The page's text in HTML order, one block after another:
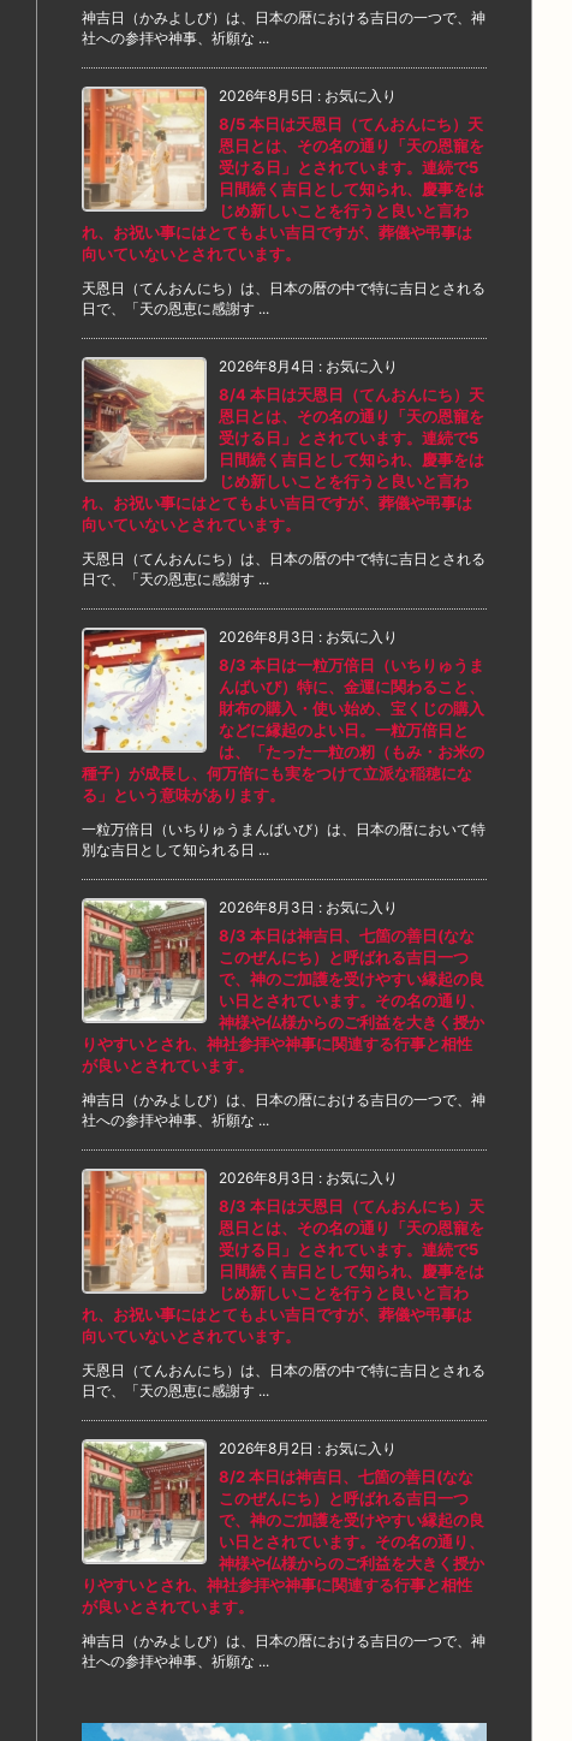
神吉日（かみよしび）は、日本の暦における吉日の一つで、神
社への参拝や神事、祈願な ...
2026年8月5日 : お気に入り
8/5 本日は天恩日（てんおんにち）天
恩日とは、その名の通り「天の恩寵を
受ける日」とされています。連続で5
日間続く吉日として知られ、慶事をは
じめ新しいことを行うと良いと言わ
れ、お祝い事にはとてもよい吉日ですが、葬儀や弔事は
向いていないとされています。
天恩日（てんおんにち）は、日本の暦の中で特に吉日とされる
日で、「天の恩恵に感謝す ...
2026年8月4日 : お気に入り
8/4 本日は天恩日（てんおんにち）天
恩日とは、その名の通り「天の恩寵を
受ける日」とされています。連続で5
日間続く吉日として知られ、慶事をは
じめ新しいことを行うと良いと言わ
れ、お祝い事にはとてもよい吉日ですが、葬儀や弔事は
向いていないとされています。
天恩日（てんおんにち）は、日本の暦の中で特に吉日とされる
日で、「天の恩恵に感謝す ...
2026年8月3日 : お気に入り
8/3 本日は一粒万倍日（いちりゅうま
んばいび）特に、金運に関わること、
財布の購入・使い始め、宝くじの購入
などに縁起のよい日。一粒万倍日と
は、「たった一粒の籾（もみ・お米の
種子）が成長し、何万倍にも実をつけて立派な稲穂にな
る」という意味があります。
一粒万倍日（いちりゅうまんばいび）は、日本の暦において特
別な吉日として知られる日 ...
2026年8月3日 : お気に入り
8/3 本日は神吉日、七箇の善日(なな
このぜんにち）と呼ばれる吉日一つ
で、神のご加護を受けやすい縁起の良
い日とされています。その名の通り、
神様や仏様からのご利益を大きく授か
りやすいとされ、神社参拝や神事に関連する行事と相性
が良いとされています。
神吉日（かみよしび）は、日本の暦における吉日の一つで、神
社への参拝や神事、祈願な ...
2026年8月3日 : お気に入り
8/3 本日は天恩日（てんおんにち）天
恩日とは、その名の通り「天の恩寵を
受ける日」とされています。連続で5
日間続く吉日として知られ、慶事をは
じめ新しいことを行うと良いと言わ
れ、お祝い事にはとてもよい吉日ですが、葬儀や弔事は
向いていないとされています。
天恩日（てんおんにち）は、日本の暦の中で特に吉日とされる
日で、「天の恩恵に感謝す ...
2026年8月2日 : お気に入り
8/2 本日は神吉日、七箇の善日(なな
このぜんにち）と呼ばれる吉日一つ
で、神のご加護を受けやすい縁起の良
い日とされています。その名の通り、
神様や仏様からのご利益を大きく授か
りやすいとされ、神社参拝や神事に関連する行事と相性
が良いとされています。
神吉日（かみよしび）は、日本の暦における吉日の一つで、神
社への参拝や神事、祈願な ...